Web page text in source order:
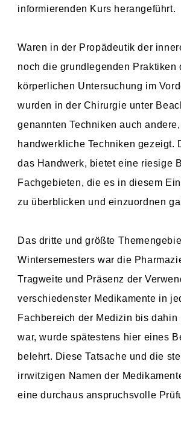
informierenden Kurs herangeführt.
Waren in der Propädeutik der
noch die grundlegenden Praktiken
körperlichen Untersuchung im
wurden in der Chirurgie unter
genannten Techniken auch
handwerkliche Techniken gezeigt.
das Handwerk, bietet eine riesige
Fachgebieten, die es in diesem
zu überblicken und einzuordnen
Das dritte und größte
Wintersemesters war die
Tragweite und Präsenz der
verschiedenster Medikamente in
Fachbereich der Medizin bis dahin
war, wurde spätestens hier eines
belehrt. Diese Tatsache und die
irrwitzigen Namen der
eine durchaus anspruchsvolle